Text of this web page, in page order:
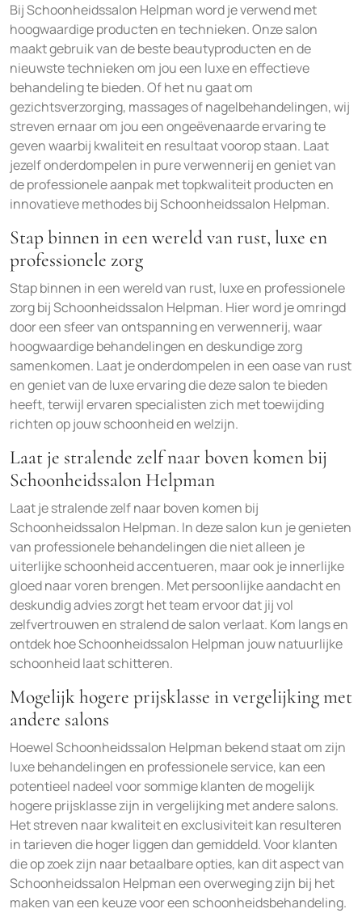
Bij Schoonheidssalon Helpman word je verwend met
hoogwaardige producten en technieken. Onze salon
maakt gebruik van de beste beautyproducten en de
nieuwste technieken om jou een luxe en effectieve
behandeling te bieden. Of het nu gaat om
gezichtsverzorging, massages of nagelbehandelingen, wij
streven ernaar om jou een ongeëvenaarde ervaring te
geven waarbij kwaliteit en resultaat voorop staan. Laat
jezelf onderdompelen in pure verwennerij en geniet van
de professionele aanpak met topkwaliteit producten en
innovatieve methodes bij Schoonheidssalon Helpman.
Stap binnen in een wereld van rust, luxe en
professionele zorg
Stap binnen in een wereld van rust, luxe en professionele
zorg bij Schoonheidssalon Helpman. Hier word je omringd
door een sfeer van ontspanning en verwennerij, waar
hoogwaardige behandelingen en deskundige zorg
samenkomen. Laat je onderdompelen in een oase van rust
en geniet van de luxe ervaring die deze salon te bieden
heeft, terwijl ervaren specialisten zich met toewijding
richten op jouw schoonheid en welzijn.
Laat je stralende zelf naar boven komen bij
Schoonheidssalon Helpman
Laat je stralende zelf naar boven komen bij
Schoonheidssalon Helpman. In deze salon kun je genieten
van professionele behandelingen die niet alleen je
uiterlijke schoonheid accentueren, maar ook je innerlijke
gloed naar voren brengen. Met persoonlijke aandacht en
deskundig advies zorgt het team ervoor dat jij vol
zelfvertrouwen en stralend de salon verlaat. Kom langs en
ontdek hoe Schoonheidssalon Helpman jouw natuurlijke
schoonheid laat schitteren.
Mogelijk hogere prijsklasse in vergelijking met
andere salons
Hoewel Schoonheidssalon Helpman bekend staat om zijn
luxe behandelingen en professionele service, kan een
potentieel nadeel voor sommige klanten de mogelijk
hogere prijsklasse zijn in vergelijking met andere salons.
Het streven naar kwaliteit en exclusiviteit kan resulteren
in tarieven die hoger liggen dan gemiddeld. Voor klanten
die op zoek zijn naar betaalbare opties, kan dit aspect van
Schoonheidssalon Helpman een overweging zijn bij het
maken van een keuze voor een schoonheidsbehandeling.